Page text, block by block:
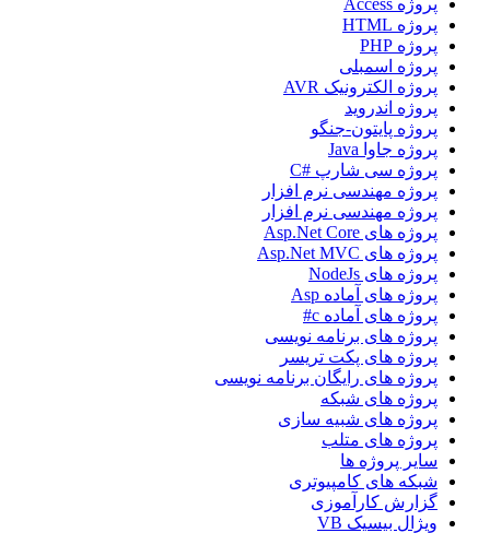
پروژه HTML
پروژه PHP
پروژه اسمبلی
پروژه الکترونیک AVR
پروژه اندروید
پروژه پایتون-جنگو
پروژه جاوا Java
پروژه سی شارپ #C
پروژه مهندسی نرم افزار
پروژه مهندسی نرم افزار
پروژه های Asp.Net Core
پروژه های Asp.Net MVC
پروژه های NodeJs
پروژه های آماده Asp
پروژه های آماده c#
پروژه های برنامه نویسی
پروژه های پکت تریسر
پروژه های رایگان برنامه نویسی
پروژه های شبکه
پروژه های شبیه سازی
پروژه های متلب
سایر پروژه ها
شبکه های کامپیوتری
گزارش کارآموزی
ویژال بیسیک VB